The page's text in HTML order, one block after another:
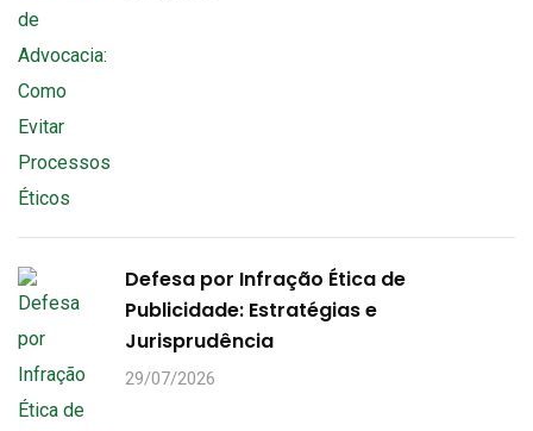
Defesa por Infração Ética de
Publicidade: Estratégias e
Jurisprudência
29/07/2026